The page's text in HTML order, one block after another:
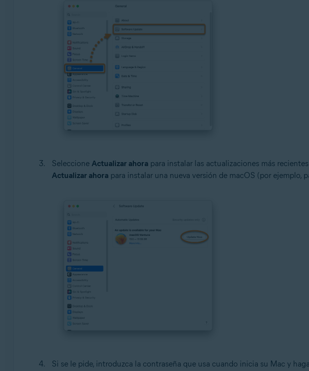
Seleccione Actualizar ahorapara instalar las actualizaciones más
Actualizar ahorapara instalar una nueva versión de macOS (por ejemplo,
Si se le pide, introduzca la contraseña que usa cuando inicia su Mac y